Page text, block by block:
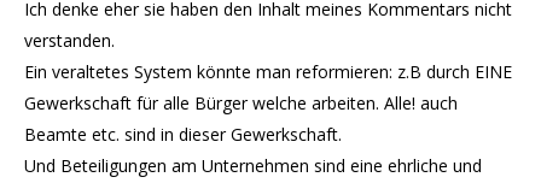
Ich denke eher sie haben den Inhalt meines Kommentars nicht
verstanden.
Ein veraltetes System könnte man reformieren: z.B durch EINE
Gewerkschaft für alle Bürger welche arbeiten. Alle! auch
Beamte etc. sind in dieser Gewerkschaft.
Und Beteiligungen am Unternehmen sind eine ehrliche und